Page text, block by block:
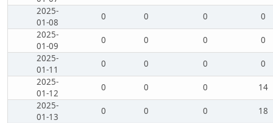
2025-
01-08
0 0 0
0
2025-
01-09
0 0 0
0
2025-
01-11
0 0 0
0
2025-
01-12
0 0 0
14
2025-
01-13
0 0 0
18